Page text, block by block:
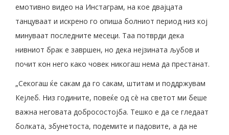
емотивно видео на Инстаграм, на кое двајцата
танцуваат и искрено го опиша болниот период низ кој
минуваат последните месеци. Таа потврди дека
нивниот брак е завршен, но дека нејзината љубов и
почит кон него како човек никогаш нема да престанат.
„Секогаш ќе сакам да го сакам, штитам и поддржувам
Кејлеб. Низ годините, повеќе од сè на светот ми беше
важна неговата добросостојба. Тешко е да се гледаат
болката, збунетоста, подемите и падовите, а да не